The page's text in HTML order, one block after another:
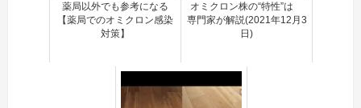
薬局以外でも参考になる
【薬局でのオミクロン感染
対策】
オミクロン株の“特性”は
専門家が解説(2021年12月3
日)